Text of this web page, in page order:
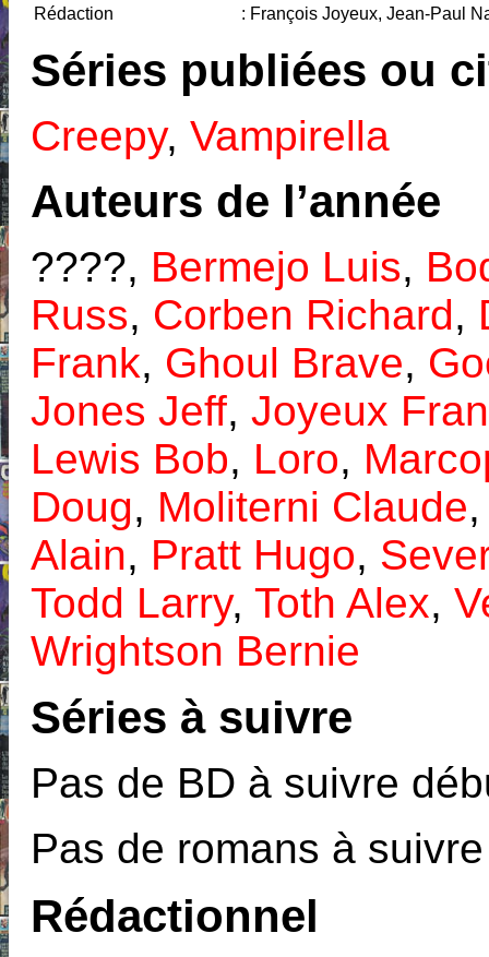
Rédaction
: François Joyeux, Jean-Paul
Séries publiées ou
Creepy, Vampirella
Auteurs de l’année
????, Bermejo Luis,
Russ, Corben Richard,
Frank, Ghoul Brave,
Jones Jeff, Joyeux
Lewis Bob, Loro,
Doug, Moliterni Claude
Alain, Pratt Hugo,
Todd Larry, Toth Alex,
Wrightson Bernie
Séries à suivre
Pas de BD à suivre
Pas de romans à
Rédactionnel